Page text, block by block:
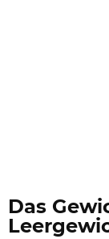
Das